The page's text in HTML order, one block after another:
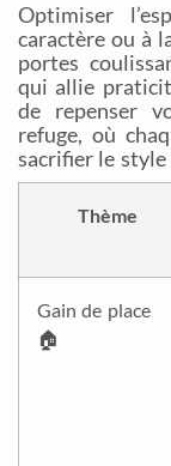
Optimiser
caractère ou à
portes
qui allie
de repenser
refuge, où
sacrifier le style
Thème
Gain de place
🏠